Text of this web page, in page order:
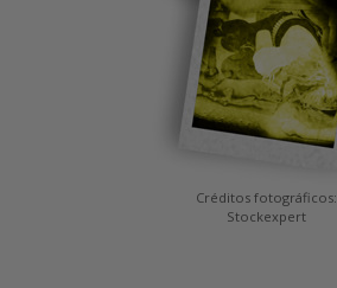
Créditos fotográficos:
Stockexpert